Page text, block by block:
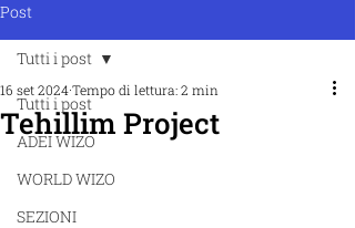
Post
Tutti i post
ADEI WIZO
WORLD WIZO
SEZIONI
Tutti i post
Tehillim Project
16 set 2024Tempo di lettura: 2 min